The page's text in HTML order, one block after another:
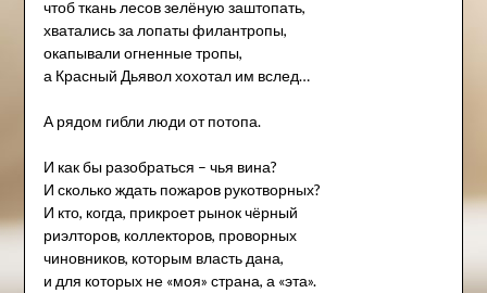
чтоб ткань лесов зелёную заштопать,
хватались за лопаты филантропы,
окапывали огненные тропы,
а Красный Дьявол хохотал им вслед…
А рядом гибли люди от потопа.
И как бы разобраться – чья вина?
И сколько ждать пожаров рукотворных?
И кто, когда, прикроет рынок чёрный
риэлторов, коллекторов, проворных
чиновников, которым власть дана,
и для которых не «моя» страна, а «эта».